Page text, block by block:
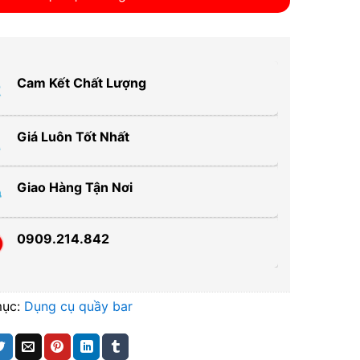
Cam Kết Chất Lượng
Giá Luôn Tốt Nhất
Giao Hàng Tận Nơi
0909.214.842
Dụng cụ quầy bar